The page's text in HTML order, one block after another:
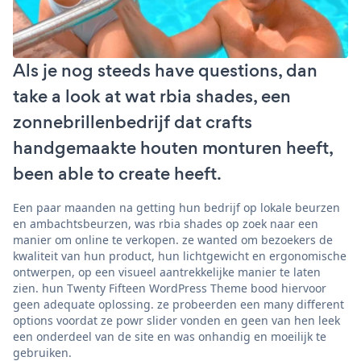
Als je nog steeds have questions, dan
take a look at wat rbia shades, een
zonnebrillenbedrijf dat crafts
handgemaakte houten monturen heeft,
been able to create heeft.
Een paar maanden na getting hun bedrijf op lokale beurzen
en ambachtsbeurzen, was rbia shades op zoek naar een
manier om online te verkopen. ze wanted om bezoekers de
kwaliteit van hun product, hun lichtgewicht en ergonomische
ontwerpen, op een visueel aantrekkelijke manier te laten
zien. hun Twenty Fifteen WordPress Theme bood hiervoor
geen adequate oplossing. ze probeerden een many different
options voordat ze powr slider vonden en geen van hen leek
een onderdeel van de site en was onhandig en moeilijk te
gebruiken.